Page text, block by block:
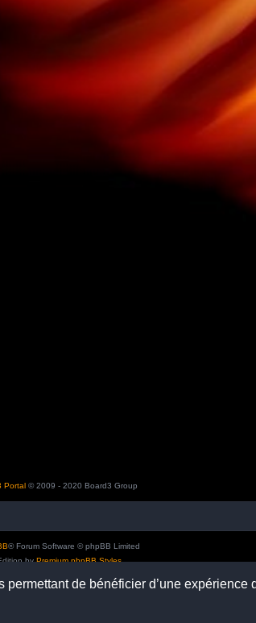
de bénéficier d’une expérience
Portal© 2009 - 2020 Board3 Group
® Forum Software © phpBB Limited
byPremium phpBB Styles
|Conditions